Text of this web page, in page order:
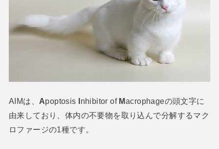
AIMは、 Apoptosis Inhibitor of Macrophageの頭文字に
由来しており、体内の不要物を取り込んで分解するマク
ロファージの1種です。